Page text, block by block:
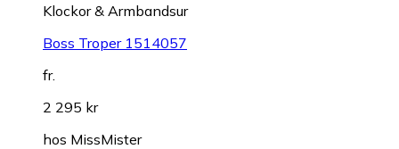
Klockor & Armbandsur
Boss Troper 1514057
fr.
2 295 kr
hos MissMister